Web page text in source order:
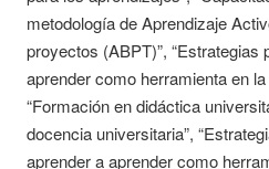
metodología de Aprendizaje
proyectos (ABPT)”, “Estrategias
aprender como herramienta en
“Formación en didáctica
docencia universitaria”,
aprender a aprender como